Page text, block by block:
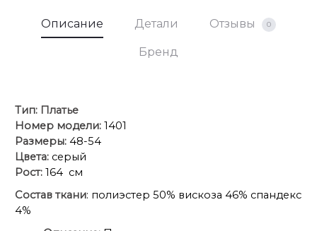
Описание Детали Отзывы 0
Бренд
Тип: Платье
Номер модели: 1401
Размеры: 48-54
Цвета: серый
Рост: 164 см
Состав ткани: полиэстер 50% вискоза 46% спандекс
4%